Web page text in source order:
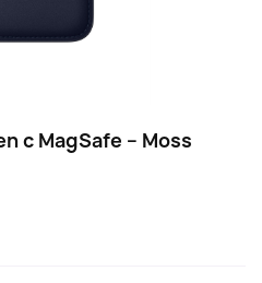
с MagSafe – Moss